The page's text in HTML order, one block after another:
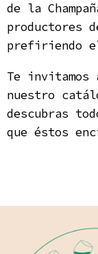
de la
productores
prefiriendo
Te invitamos
nuestro
descubras
que éstos